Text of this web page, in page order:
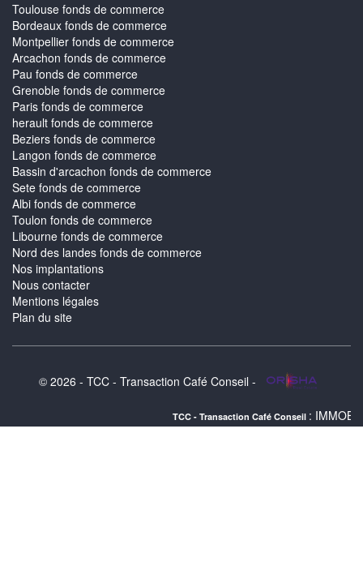
Toulouse fonds de commerce
Bordeaux fonds de commerce
Montpellier fonds de commerce
Arcachon fonds de commerce
Pau fonds de commerce
Grenoble fonds de commerce
Paris fonds de commerce
herault fonds de commerce
Beziers fonds de commerce
Langon fonds de commerce
Bassin d'arcachon fonds de commerce
Sete fonds de commerce
Albi fonds de commerce
Toulon fonds de commerce
Libourne fonds de commerce
Nord des landes fonds de commerce
Nos implantations
Nous contacter
Mentions légales
Plan du site
© 2026 - TCC - Transaction Café Conseil -
TCC - Transaction Café Conseil: IMMOBILIER